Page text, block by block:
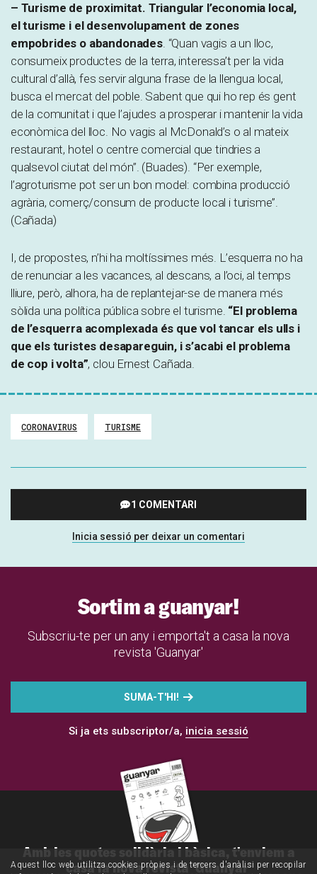
– Turisme de proximitat. Triangular l’economia local,
el turisme i el desenvolupament de zones
empobrides o abandonades. “Quan vagis a un lloc,
consumeix productes de la terra, interessa’t per la vida
cultural d’allà, fes servir alguna frase de la llengua local,
busca el mercat del poble. Sabent que qui ho rep és gent
de la comunitat i que l’ajudes a prosperar i mantenir la vida
econòmica del lloc. No vagis al McDonald’s o al mateix
restaurant, hotel o centre comercial que tindries a
qualsevol ciutat del món”. (Buades). “Per exemple,
l’agroturisme pot ser un bon model: combina producció
agrària, comerç/consum de producte local i turisme”.
(Cañada)
I, de propostes, n’hi ha moltíssimes més. L’esquerra no ha
de renunciar a les vacances, al descans, a l’oci, al temps
lliure, però, alhora, ha de replantejar-se de manera més
sòlida una política pública sobre el turisme. “El problema
de l’esquerra acomplexada és que vol tancar els ulls i
que els turistes desapareguin, i s’acabi el problema
de cop i volta”, clou Ernest Cañada.
CORONAVIRUS TURISME
1 COMENTARI
Inicia sessió per deixar un comentari
Sortim a guanyar!
Subscriu-te per un any i emporta't a casa la nova
revista 'Guanyar'
SUMA-T'HI!
Si ja ets subscriptor/a, inicia sessió
Amb les quotes solidària i bàsica, t'enviem a
casa la nova revista 'Guanyar'
Aquest lloc web utilitza cookies pròpies i de tercers d'anàlisi per recopilar